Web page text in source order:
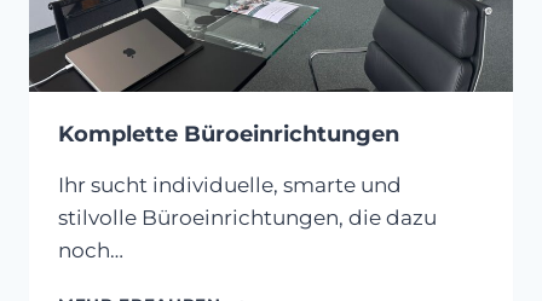
Komplette Büroeinrichtungen
Ihr sucht individuelle, smarte und
stilvolle Büroeinrichtungen, die dazu
noch…